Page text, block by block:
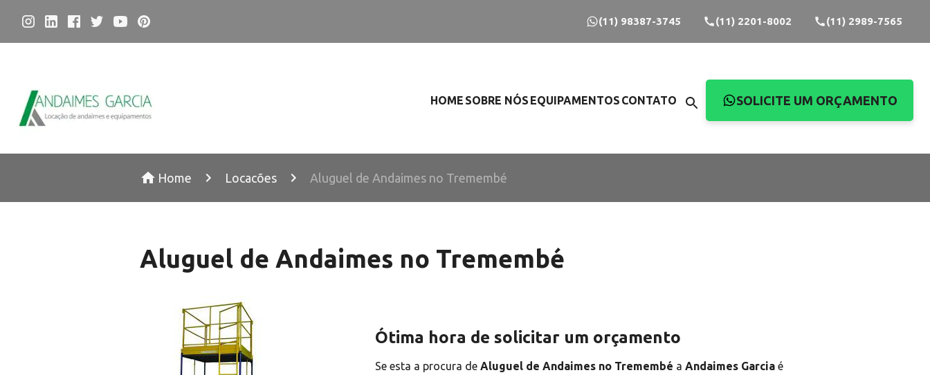
(11) 98387-3745 (11) 2201-8002 (11) 2989-7565
HOME SOBRE NÓS EQUIPAMENTOS CONTATO SOLICITE UM ORÇAMENTO
Home Locacões Aluguel de Andaimes no Tremembé
Aluguel de Andaimes no Tremembé
Ótima hora de solicitar um orçamento
Se esta a procura de Aluguel de Andaimes no Tremembé a Andaimes Garcia é